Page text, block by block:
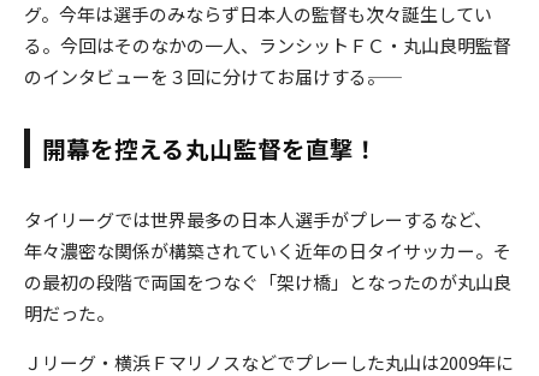
グ。今年は選手のみならず日本人の監督も次々誕生してい
る。今回はそのなかの一人、ランシットＦＣ・丸山良明監督
のインタビューを３回に分けてお届けする――。
開幕を控える丸山監督を直撃！
タイリーグでは世界最多の日本人選手がプレーするなど、
年々濃密な関係が構築されていく近年の日タイサッカー。そ
の最初の段階で両国をつなぐ「架け橋」となったのが丸山良
明だった。
Ｊリーグ・横浜Ｆマリノスなどでプレーした丸山は2009年に